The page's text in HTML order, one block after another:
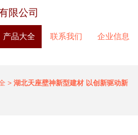
限公司
产品大全 联系我们 企业信息
> 湖北天座壁神新型建材 以创新驱动新